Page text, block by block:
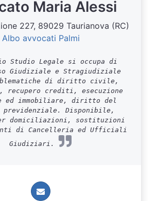
Maria Alessi
227, 89029 Taurianova (RC)
Albo avvocati Palmi
Studio Legale si occupa di
Giudiziale e Stragiudiziale
di diritto civile,
crediti, esecuzione
ed immobiliare, diritto del
previdenziale. Disponibile,
domiciliazioni, sostituzioni
di Cancelleria ed Ufficiali
Giudiziari.